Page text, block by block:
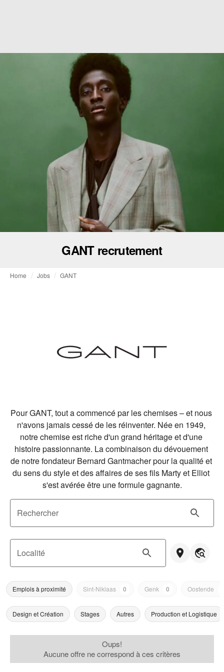
GANT recrutement
Home Jobs GANT
Pour GANT, tout a commencé par les chemises – et nous
n'avons jamais cessé de les réinventer. Née en 1949,
notre chemise est riche d'un grand héritage et d'une
histoire passionnante. La combinaison du dévouement
de notre fondateur Bernard Gantmacher pour la qualité et
du sens du style et des affaires de ses fils Marty et Elliot
s'est avérée être une formule gagnante.
Rechercher
Localité
Emplois à proximité Sint-Niklaas 0 Genk 0 Oostende
Design et Création Stages Autres Production et Logistique
Oups!
Aucune offre ne correspond à ces critères